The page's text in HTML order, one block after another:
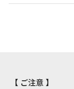
【 ご注意 】